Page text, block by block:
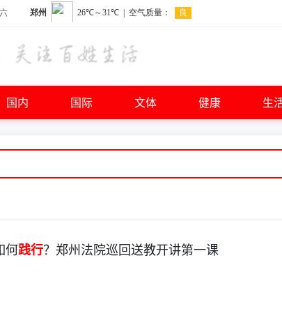
国内 国际 文体 健康 生
何践行？郑州法院巡回送教开讲第一课